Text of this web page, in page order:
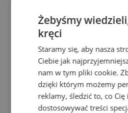
Żebyśmy
kręci
Staramy się, aby nasza
Ciebie jak
nam w tym pliki cookie.
dzięki którym możemy
reklamy, śledzić to, co Cię
dostosowywać treści